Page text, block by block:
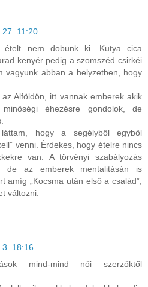
11:20
ételt nem dobunk ki. Kutya cica
kenyér pedig a szomszéd csirkéi
vagyunk abban a helyzetben, hogy
Alföldön, itt vannak emberek akik
éhezésre gondolok, de
hogy a segélyből egyből
venni. Érdekes, hogy ételre nincs
van. A törvényi szabályozás
de az emberek mentalitásán is
amíg „Kocsma után első a család”,
változni.
3. 18:16
mind-mind női szerzőktől